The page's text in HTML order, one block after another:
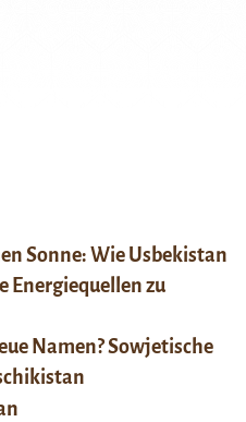
Sonne: Wie Usbekistan
Energiequellen zu
Namen? Sowjetische